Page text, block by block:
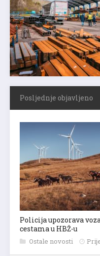
Posljednje objavljeno
Policija upozorava
cestama u HBŽ-u
Ostale novosti